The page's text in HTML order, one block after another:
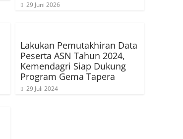
29 Juni 2026
Lakukan Pemutakhiran Data
Peserta ASN Tahun 2024,
Kemendagri Siap Dukung
Program Gema Tapera
29 Juli 2024